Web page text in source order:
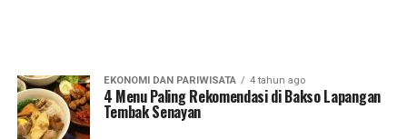
EKONOMI DAN PARIWISATA 4 tahun ago
4 Menu Paling Rekomendasi di Bakso Lapangan
Tembak Senayan